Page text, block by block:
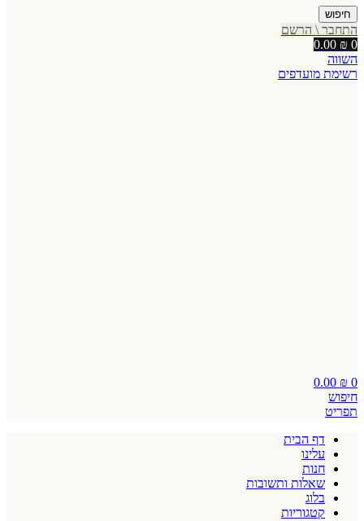
חיפוש
התחבר \ הרשם
0
0.00 ₪
השווה
רשימת מועדפים
0
0.00 ₪
חיפוש
תפריט
דף הבית
עלינו
חנות
שאלות ותשובות
בלוג
קטגוריות